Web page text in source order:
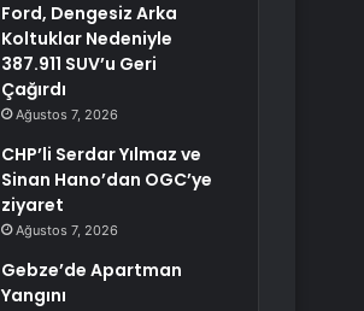
Ford, Dengesiz Arka
Koltuklar Nedeniyle
387.911 SUV’u Geri
Çağırdı
Ağustos 7, 2026
CHP’li Serdar Yılmaz ve
Sinan Hano’dan OGC’ye
ziyaret
Ağustos 7, 2026
Gebze’de Apartman
Yangını